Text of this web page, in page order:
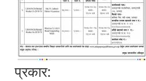
प्रकार: